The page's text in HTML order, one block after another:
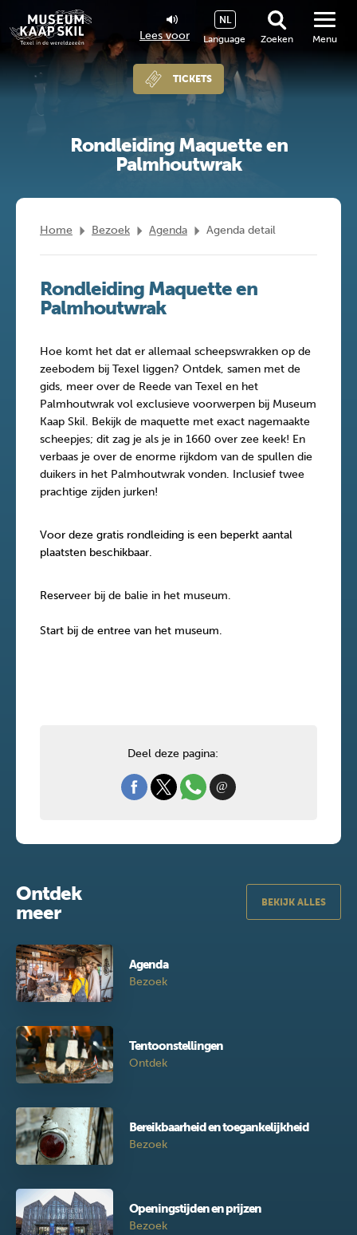
Lees voor Language
NL
Zoeken
TICKETS
Menu
Rondleiding Maquette en
Palmhoutwrak
Home Bezoek Agenda Agenda detail
Rondleiding Maquette en
Palmhoutwrak
Hoe komt het dat er allemaal scheepswrakken op de
zeebodem bij Texel liggen? Ontdek, samen met de
gids, meer over de Reede van Texel en het
Palmhoutwrak vol exclusieve voorwerpen bij Museum
Kaap Skil. Bekijk de maquette met exact nagemaakte
scheepjes; dit zag je als je in 1660 over zee keek! En
verbaas je over de enorme rijkdom van de spullen die
duikers in het Palmhoutwrak vonden. Inclusief twee
prachtige zijden jurken!
Voor deze gratis rondleiding is een beperkt aantal
plaatsten beschikbaar.
Reserveer bij de balie in het museum.
Start bij de entree van het museum.
Deel deze pagina:
Ontdek
meer
BEKIJK ALLES
Agenda
Bezoek
Tentoonstellingen
Ontdek
Bereikbaarheid en toegankelijkheid
Bezoek
Openingstijden en prijzen
Bezoek